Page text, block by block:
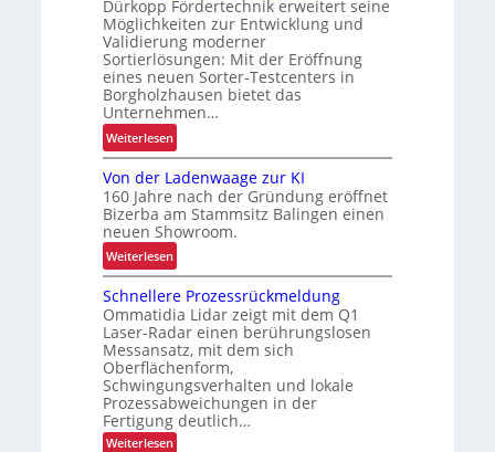
a
s
t
e
n
t
r
n
s
p
o
r
t
f
t
f
ü
r
k
u
f
r
s
t
i
g
e
E
i
n
s
i
g
e
r
u
n
g
d
e
r
L
o
g
s
t
i
k
k
a
p
Dürkopp Fördertechnik erweitert seine
Möglichkeiten zur Entwicklung und
Validierung moderner
Sortierlösungen: Mit der Eröffnung
eines neuen Sorter-Testcenters in
Borgholzhausen bietet das
Unternehmen…
Weiterlesen:
S
o
r
t
e
r
-
T
e
s
t
c
e
n
Von der Ladenwaage zur KI
160 Jahre nach der Gründung eröffnet
Bizerba am Stammsitz Balingen einen
neuen Showroom.
Weiterlesen:
V
o
n
d
e
r
L
a
d
Schnellere Prozessrückmeldung
Ommatidia Lidar zeigt mit dem Q1
Laser-Radar einen berührungslosen
Messansatz, mit dem sich
Oberflächenform,
Schwingungsverhalten und lokale
Prozessabweichungen in der
Fertigung deutlich…
Weiterlesen: